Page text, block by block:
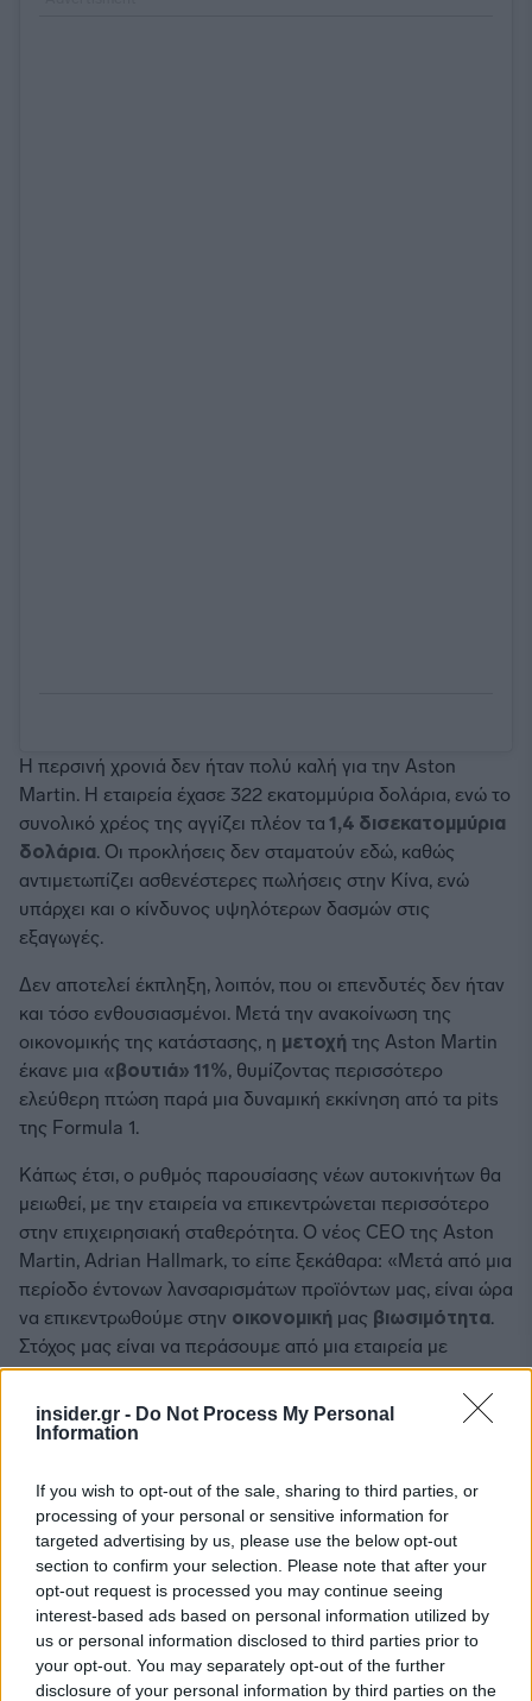
insider.gr - Do Not Process My Personal
Information
If you wish to opt-out of the sale, sharing to third parties, or
processing of your personal or sensitive information for
targeted advertising by us, please use the below opt-out
section to confirm your selection. Please note that after your
opt-out request is processed you may continue seeing
interest-based ads based on personal information utilized by
us or personal information disclosed to third parties prior to
your opt-out. You may separately opt-out of the further
disclosure of your personal information by third parties on the
Η περσινή χρονιά δεν ήταν πολύ καλή για την Aston
Martin. Η εταιρεία έχασε 322 εκατομμύρια δολάρια, ενώ το
συνολικό χρέος της αγγίζει πλέον τα 1,4 δισεκατομμύρια
δολάρια. Οι προκλήσεις δεν σταματούν εδώ, καθώς
αντιμετωπίζει ασθενέστερες πωλήσεις στην Κίνα, ενώ
υπάρχει και ο κίνδυνος υψηλότερων δασμών στις
εξαγωγές.
Δεν αποτελεί έκπληξη, λοιπόν, που οι επενδυτές δεν ήταν
και τόσο ενθουσιασμένοι. Μετά την ανακοίνωση της
οικονομικής της κατάστασης, η μετοχή της Aston Martin
έκανε μια «βουτιά» 11%, θυμίζοντας περισσότερο
ελεύθερη πτώση παρά μια δυναμική εκκίνηση από τα pits
της Formula 1.
Κάπως έτσι, ο ρυθμός παρουσίασης νέων αυτοκινήτων θα
μειωθεί, με την εταιρεία να επικεντρώνεται περισσότερο
στην επιχειρησιακή σταθερότητα. Ο νέος CEO της Aston
Martin, Adrian Hallmark, το είπε ξεκάθαρα: «Μετά από μια
περίοδο έντονων λανσαρισμάτων προϊόντων μας, είναι ώρα
να επικεντρωθούμε στην οικονομική μας βιωσιμότητα.
Στόχος μας είναι να περάσουμε από μια εταιρεία με
μεγάλες δυνατότητες σε μια εταιρεία με υψηλές
επιδόσεις».